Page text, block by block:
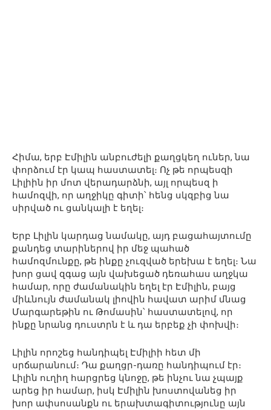
Հիմա, երբ Էմիլին անբուժելի քաղցկեղ ուներ, նա
փորձում էր կապ հաստատել։ Ոչ թե որպեսզի
Լիլիին իր մոտ վերադարձնի, այլ որպեսզ ի
համոզվի, որ աղջիկը գիտի՝ հենց սկզբից նա
սիրված ու ցանկալի է եղել։
Երբ Լիլին կարդաց նամակը, այդ բացահայտումը
քանդեց տարիներով իր մեջ պահած
համոզմունքը, թե ինքը չուզված երեխա է եղել։ Նա
խոր ցավ զգաց այն վախեցած դեռահաս աղջկա
համար, որը ժամանակին եղել էր Էմիլին, բայց
միևնույն ժամանակ լիովին հավատ արիմ մնաց
Մարգարեթին ու Թոմասին՝ հաստատելով, որ
ինքը նրանց դուստրն է և դա երբեք չի փոխվի։
Լիլին որոշեց հանդիպել Էմիլիի հետ մի
սրճարանում։ Դա քաղցր-դառը հանդիպում էր։
Լիլին ուղիղ հարցրեց կնոջը, թե ինչու նա չպայք
արեց իր համար, իսկ Էմիլին խոստովանեց իր
խոր ափսոսանքն ու երախտագիտությունը այն